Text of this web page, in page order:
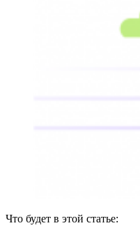
Что будет в этой статье: